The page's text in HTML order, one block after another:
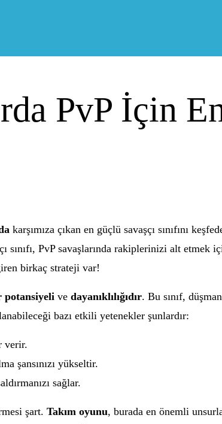
PvP İçin
karşımıza çıkan en güçlü savaşçı sınıfını
sınıfı, PvP savaşlarında rakiplerinizi alt etmek
birkaç strateji var!
potansiyeli ve dayanıklılığıdır. Bu sınıf,
bazı etkili yetenekler şunlardır:
verir.
şansınızı yükseltir.
sağlar.
şart. Takım oyunu, burada en önemli